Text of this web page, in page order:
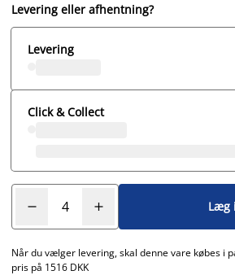
Levering eller afhentning?
Levering
Click & Collect
Læg
Når du vælger levering, skal denne vare købes i
pris på 1516 DKK